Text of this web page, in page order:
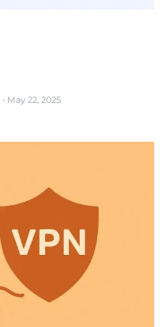
• May 22, 2025